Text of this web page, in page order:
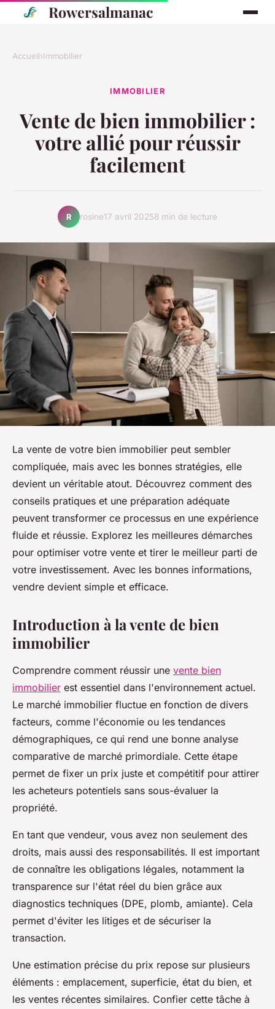
Rowersalmanac
Accueil›Immobilier
IMMOBILIER
Vente de bien immobilier :
votre allié pour réussir
facilement
R rosine17 avril 20258 min de lecture
La vente de votre bien immobilier peut sembler
compliquée, mais avec les bonnes stratégies, elle
devient un véritable atout. Découvrez comment des
conseils pratiques et une préparation adéquate
peuvent transformer ce processus en une expérience
fluide et réussie. Explorez les meilleures démarches
pour optimiser votre vente et tirer le meilleur parti de
votre investissement. Avec les bonnes informations,
vendre devient simple et efficace.
Introduction à la vente de bien
immobilier
Comprendre comment réussir une vente bien
immobilier est essentiel dans l'environnement actuel.
Le marché immobilier fluctue en fonction de divers
facteurs, comme l'économie ou les tendances
démographiques, ce qui rend une bonne analyse
comparative de marché primordiale. Cette étape
permet de fixer un prix juste et compétitif pour attirer
les acheteurs potentiels sans sous-évaluer la
propriété.
En tant que vendeur, vous avez non seulement des
droits, mais aussi des responsabilités. Il est important
de connaître les obligations légales, notamment la
transparence sur l'état réel du bien grâce aux
diagnostics techniques (DPE, plomb, amiante). Cela
permet d'éviter les litiges et de sécuriser la
transaction.
Une estimation précise du prix repose sur plusieurs
éléments : emplacement, superficie, état du bien, et
les ventes récentes similaires. Confier cette tâche à